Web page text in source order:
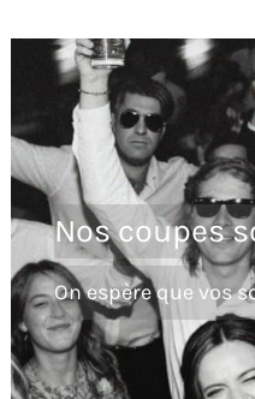
Nos coupes
On espère que vos